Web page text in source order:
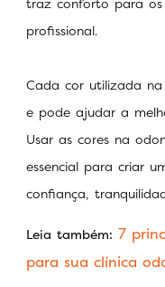
profissional.
Cada cor utilizada
e pode ajudar a
Usar as cores na
essencial para criar
confiança,
Leia também: 7
para sua clínica